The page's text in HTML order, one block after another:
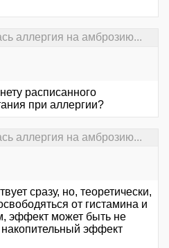
аллергия на амброзию...
расписанного
при аллергии?
аллергия на амброзию...
сразу, но, теоретически,
от гистамина и
эффект может быть не
эффект